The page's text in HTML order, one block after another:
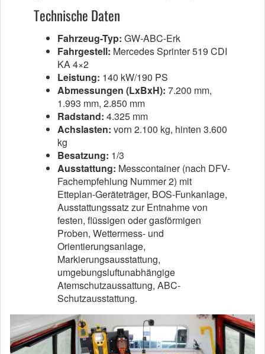
Technische Daten
Fahrzeug-Typ: GW-ABC-Erk
Fahrgestell: Mercedes Sprinter 519 CDI
KA 4×2
Leistung: 140 kW/190 PS
Abmessungen (LxBxH): 7.200 mm,
1.993 mm, 2.850 mm
Radstand: 4.325 mm
Achslasten: vorn 2.100 kg, hinten 3.600
kg
Besatzung: 1/3
Ausstattung: Messcontainer (nach DFV-
Fachempfehlung Nummer 2) mit
Etteplan-Geräteträger, BOS-Funkanlage,
Ausstattungssatz zur Entnahme von
festen, flüssigen oder gasförmigen
Proben, Wettermess- und
Orientierungsanlage,
Markierungsausstattung,
umgebungsluftunabhängige
Atemschutzaussattung, ABC-
Schutzausstattung.